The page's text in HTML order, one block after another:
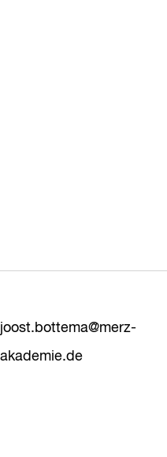
joost.bottema@merz-
akademie.de